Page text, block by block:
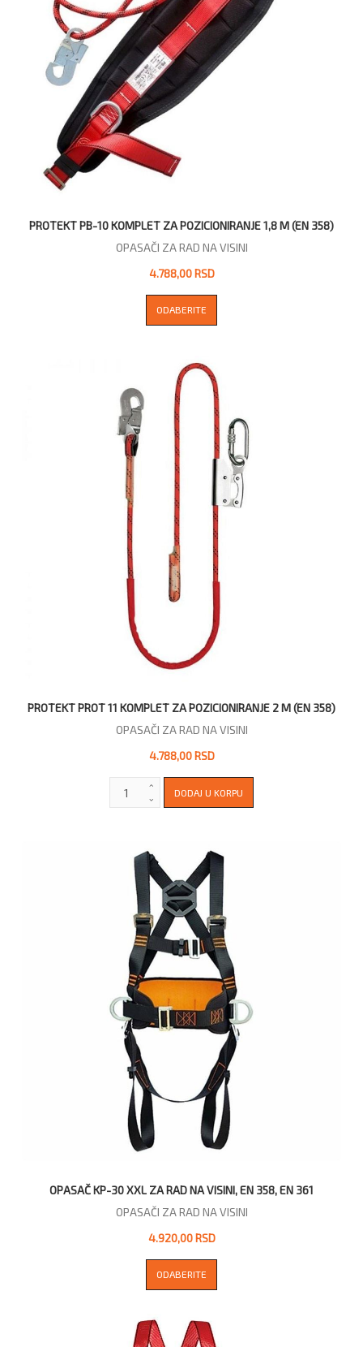
PROTEKT PB-10 KOMPLET ZA POZICIONIRANJE 1,8 M (EN 358)
OPASAČI ZA RAD NA VISINI
4.788,00 RSD
ODABERITE
PROTEKT PROT 11 KOMPLET ZA POZICIONIRANJE 2 M (EN 358)
OPASAČI ZA RAD NA VISINI
4.788,00 RSD
OPASAČ KP-30 XXL ZA RAD NA VISINI, EN 358, EN 361
OPASAČI ZA RAD NA VISINI
4.920,00 RSD
ODABERITE